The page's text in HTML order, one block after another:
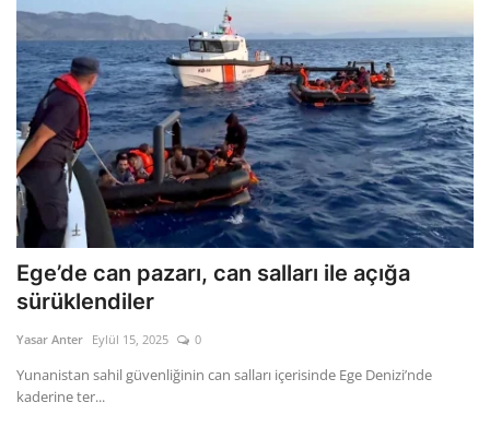
Ege’de can pazarı, can salları ile açığa
sürüklendiler
Yasar Anter Eylül 15, 2025 0
Yunanistan sahil güvenliğinin can salları içerisinde Ege Denizi’nde
kaderine ter...